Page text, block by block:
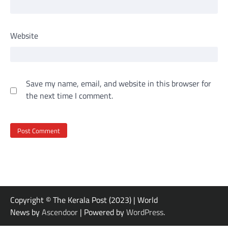
Website
Save my name, email, and website in this browser for
the next time I comment.
Copyright © The Kerala Post (2023) | World
News byAscendoor | Powered byWordPress.